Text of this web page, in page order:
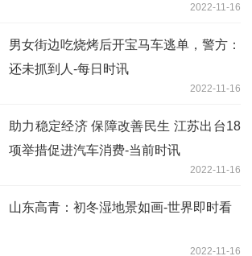
2022-11-16
男女街边吃烧烤后开宝马车逃单，警方：
还未抓到人-每日时讯
2022-11-16
助力稳定经济 保障改善民生 江苏出台18
项举措促进汽车消费-当前时讯
2022-11-16
山东高青：初冬湿地景如画-世界即时看
2022-11-16